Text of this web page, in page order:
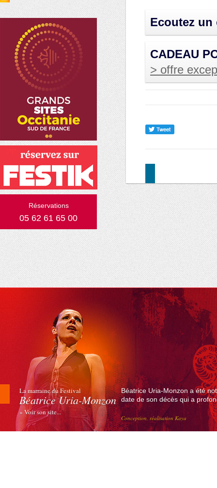
Réservations
05 62 61 65 00
Ecoutez un
CADEAU
> offre
La marraine du Festival
Béatrice Uria-Monzon
» Voir son site...
Béatrice Uria-Monzon a été
date de son décès qui a
Conception, réalisation Kaya